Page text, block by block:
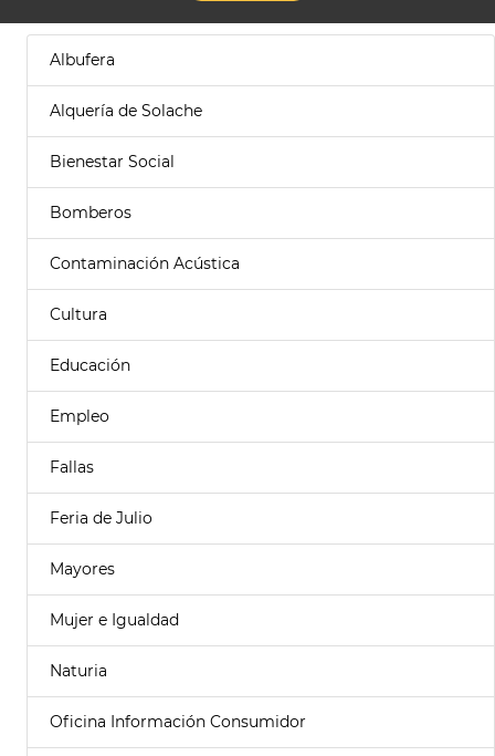
Albufera
Alquería de Solache
Bienestar Social
Bomberos
Contaminación Acústica
Cultura
Educación
Empleo
Fallas
Feria de Julio
Mayores
Mujer e Igualdad
Naturia
Oficina Información Consumidor